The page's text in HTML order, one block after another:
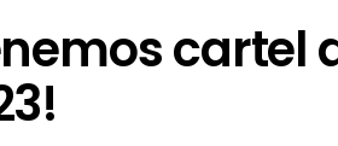
cartel